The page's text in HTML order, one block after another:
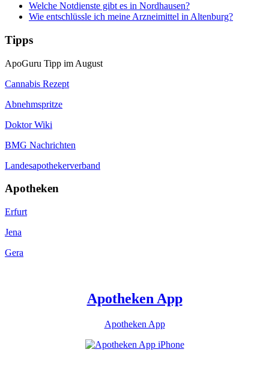
Welche Notdienste gibt es in Nordhausen?
Wie entschlüssle ich meine Arzneimittel in Altenburg?
Tipps
ApoGuru Tipp im August
Cannabis Rezept
Abnehmspritze
Doktor Wiki
BMG Nachrichten
Landesapothekerverband
Apotheken
Erfurt
Jena
Gera
Apotheken App
Apotheken App